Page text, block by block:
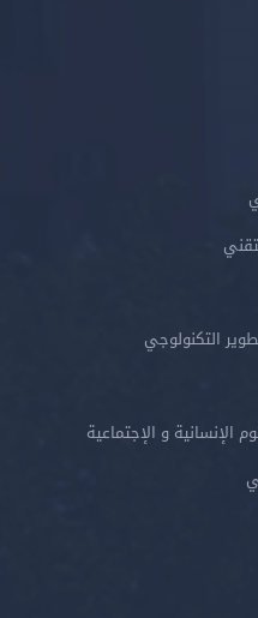
التكنولوجي
الإنسانية و الإجتماعية